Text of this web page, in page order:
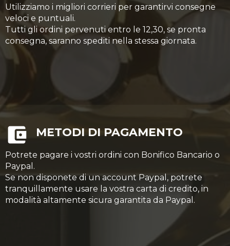
Utilizziamo i migliori corrieri per garantirvi consegne
veloci e puntuali.
Tutti gli ordini pervenuti entro le 12,30, se pronta
consegna, saranno spediti nella stessa giornata.
METODI DI PAGAMENTO
Potrete pagare i vostri ordini con Bonifico Bancario o
Paypal.
Se non disponete di un account Paypal, potrete
tranquillamente usare la vostra carta di credito, in
modalità altamente sicura garantita da Paypal.